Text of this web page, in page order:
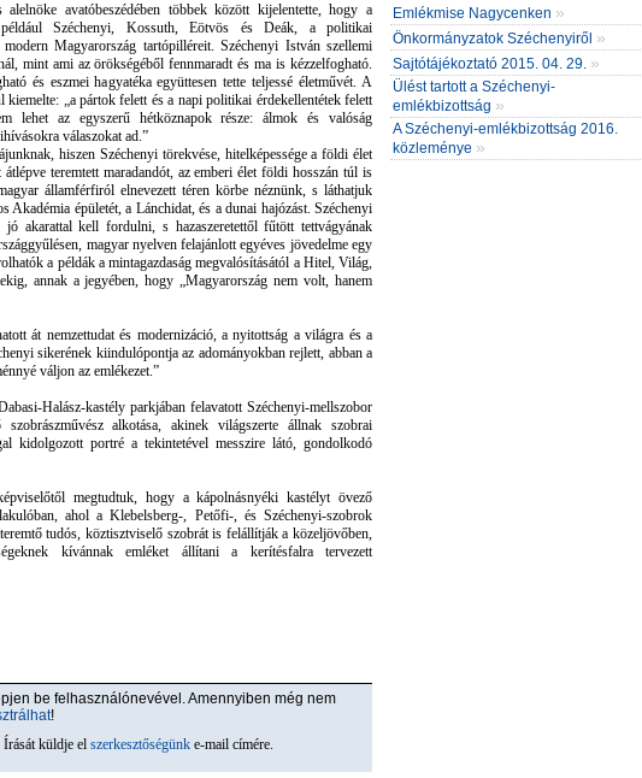
avatóbeszédében többek között kijelentette, hogy a
Széchenyi, Kossuth, Eötvös és Deák, a politikai
Magyarország tartópilléreit. Széchenyi István szellemi
mint ami az örökségéből fennmaradt és ma is kézzelfogható.
és eszmei hagyatéka együttesen tette teljessé életművét. A
kiemelte: „a pártok felett és a napi politikai érdekellentétek felett
lehet az egyszerű hétköznapok része: álmok és valóság
válaszokat ad.”
hiszen Széchenyi törekvése, hitelképessége a földi élet
teremtett maradandót, az emberi élet földi hosszán túl is
államférfiról elnevezett téren körbe néznünk, s láthatjuk
Akadémia épületét, a Lánchidat, és a dunai hajózást. Széchenyi
akarattal kell fordulni, s hazaszeretettől fűtött tettvágyának
magyar nyelven felajánlott egyéves jövedelme egy
a példák a mintagazdaság megvalósításától a Hitel, Világ,
annak a jegyében, hogy „Magyarország nem volt, hanem
át nemzettudat és modernizáció, a nyitottság a világra és a
sikerének kiindulópontja az adományokban rejlett, abban a
váljon az emlékezet.”
Halász-kastély parkjában felavatott Széchenyi-mellszobor
alkotása, akinek világszerte állnak szobrai
kidolgozott portré a tekintetével messzire látó, gondolkodó
megtudtuk, hogy a kápolnásnyéki kastélyt övező
ahol a Klebelsberg-, Petőfi-, és Széchenyi-szobrok
tudós, köztisztviselő szobrát is felállítják a közeljövőben,
kívánnak emléket állítani a kerítésfalra tervezett
be felhasználónevével. Amennyiben még nem
!
Írását küldje el szerkesztőségünk e-mail címére.
Emlékmise Nagycenken »
Önkormányzatok Széchenyiről »
Sajtótájékoztató 2015. 04. 29. »
Ülést tartott a Széchenyi-
emlékbizottság »
A Széchenyi-emlékbizottság 2016.
közleménye »